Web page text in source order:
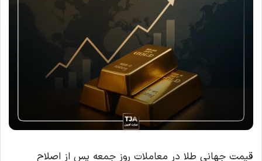
قیمت جهانی طلا در معاملات روز جمعه پس از اصلاح